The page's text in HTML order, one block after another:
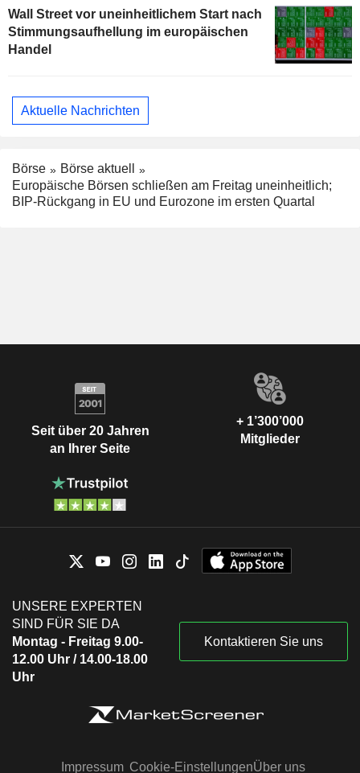
Wall Street vor uneinheitlichem Start nach
Stimmungsaufhellung im europäischen
Handel
Aktuelle Nachrichten
Börse
Börse aktuell
Europäische Börsen schließen am Freitag uneinheitlich;
BIP-Rückgang in EU und Eurozone im ersten Quartal
Seit über 20 Jahren
an Ihrer Seite
+ 1’300’000
Mitglieder
UNSERE EXPERTEN
SIND FÜR SIE DA
Montag - Freitag 9.00-
12.00 Uhr / 14.00-18.00
Uhr
Kontaktieren Sie uns
Impressum Cookie-EinstellungenÜber uns